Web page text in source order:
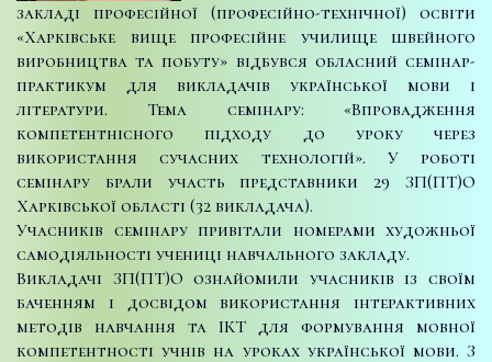
закладі професійної (професійно-технічної) освіти
«Харківське вище професійне училище швейного
виробництва та побуту» відбувся обласний семінар-
практикум для викладачів української мови і
літератури. Тема семінару: «Впровадження
компетентнісного підходу до уроку через
використання сучасних технологій». У роботі
семінару брали участь представники 29 ЗП(ПТ)О
Харківської області (32 викладача).
Учасників семінару привітали номерами художньої
самодіяльності учениці навчального закладу.
Викладачі ЗП(ПТ)О ознайомили учасників із своїм
баченням і досвідом використання інтерактивних
методів навчання та ІКТ для формування мовної
компетентності учнів на уроках української мови. З